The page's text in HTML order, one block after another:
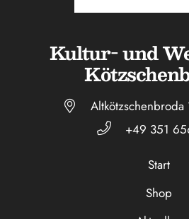
Kultur- und
Altkötzschenbroda
+49 351
Start
Shop